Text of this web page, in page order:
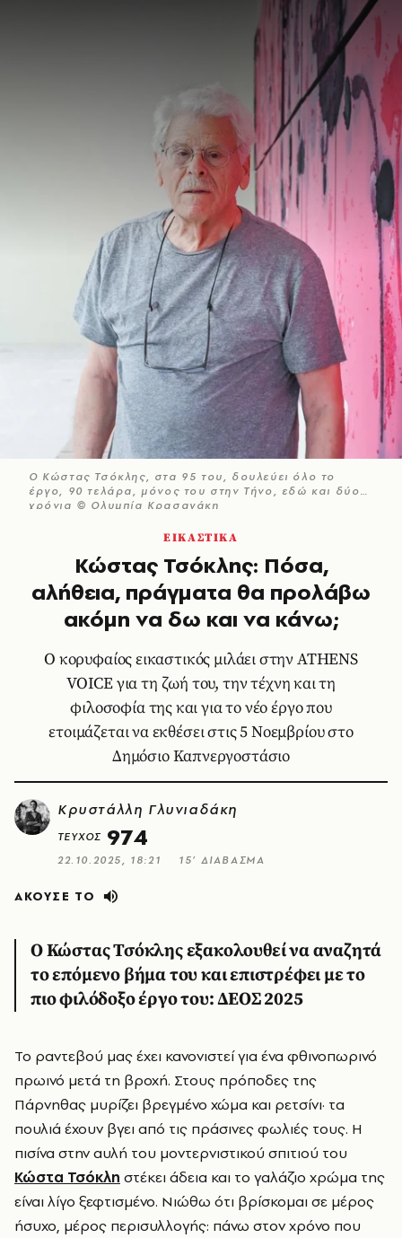
Ο Κώστας Τσόκλης, στα 95 του, δουλεύει όλο το
έργο, 90 τελάρα, μόνος του στην Τήνο, εδώ και δύο
χρόνια © Ολυμπία Κρασαγάκη
ΕΙΚΑΣΤΙΚΑ
Κώστας Τσόκλης: Πόσα,
αλήθεια, πράγματα θα προλάβω
ακόμη να δω και να κάνω;
Ο κορυφαίος εικαστικός μιλάει στην ATHENS
VOICE για τη ζωή του, την τέχνη και τη
φιλοσοφία της και για το νέο έργο που
ετοιμάζεται να εκθέσει στις 5 Νοεμβρίου στο
Δημόσιο Καπνεργοστάσιο
Κρυστάλλη Γλυνιαδάκη
ΤΕΥΧΟΣ 974
22.10.2025, 18:21 15’ ΔΙΑΒΑΣΜΑ
ΑΚΟΥΣΕ ΤΟ
Ο Κώστας Τσόκλης εξακολουθεί να αναζητά
το επόμενο βήμα του και επιστρέφει με το
πιο φιλόδοξο έργο του: ΔΕΟΣ 2025
Το ραντεβού μας έχει κανονιστεί για ένα φθινοπωρινό
πρωινό μετά τη βροχή. Στους πρόποδες της
Πάρνηθας μυρίζει βρεγμένο χώμα και ρετσίνι· τα
πουλιά έχουν βγει από τις πράσινες φωλιές τους. Η
πισίνα στην αυλή του μοντερνιστικού σπιτιού του
Κώστα Τσόκλη στέκει άδεια και το γαλάζιο χρώμα της
είναι λίγο ξεφτισμένο. Νιώθω ότι βρίσκομαι σε μέρος
ήσυχο, μέρος περισυλλογής: πάνω στον χρόνο που